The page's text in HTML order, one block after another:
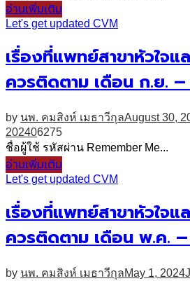
อ่านเพิ่มเติม
Let's get updated CVM
เรื่องที่แพทย์สาขาหัวใจแ
ควรติดตาม เดือน ก.ย.
by นพ. คมสิงห์ เมธาวีกุลAugust 30,
202406275
ชื่อผู้ใช้ รหัสผ่าน Remember Me...
อ่านเพิ่มเติม
Let's get updated CVM
เรื่องที่แพทย์สาขาหัวใจแ
ควรติดตาม เดือน พ.ค.
by นพ. คมสิงห์ เมธาวีกุลMay 1, 2024